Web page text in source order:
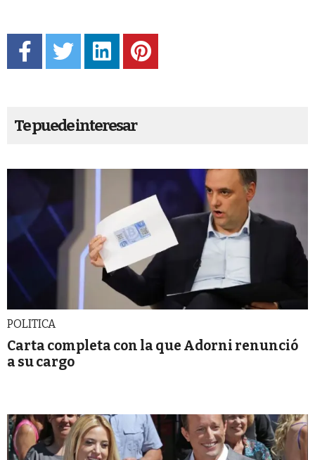
Te puede interesar
POLITICA
Carta completa con la que Adorni renunció
a su cargo